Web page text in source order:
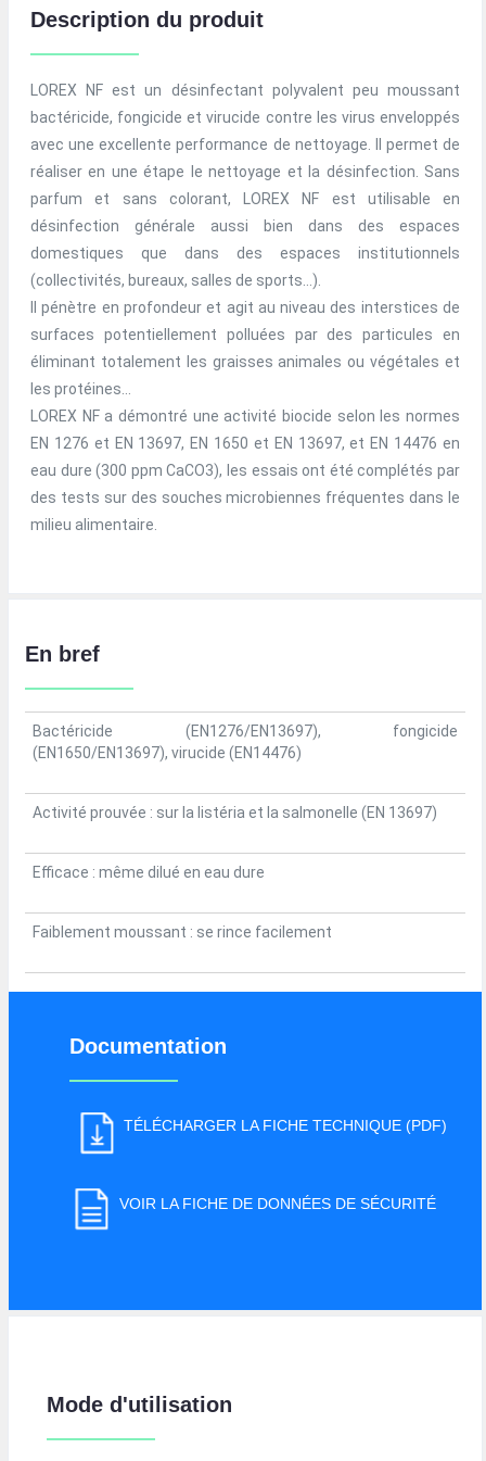
Description du produit
LOREX NF est un désinfectant polyvalent peu moussant
bactéricide, fongicide et virucide contre les virus enveloppés
avec une excellente performance de nettoyage. Il permet de
réaliser en une étape le nettoyage et la désinfection. Sans
parfum et sans colorant, LOREX NF est utilisable en
désinfection générale aussi bien dans des espaces
domestiques que dans des espaces institutionnels
(collectivités, bureaux, salles de sports…).
Il pénètre en profondeur et agit au niveau des interstices de
surfaces potentiellement polluées par des particules en
éliminant totalement les graisses animales ou végétales et
les protéines…
LOREX NF a démontré une activité biocide selon les normes
EN 1276 et EN 13697, EN 1650 et EN 13697, et EN 14476 en
eau dure (300 ppm CaCO3), les essais ont été complétés par
des tests sur des souches microbiennes fréquentes dans le
milieu alimentaire.
En bref
Bactéricide (EN1276/EN13697), fongicide
(EN1650/EN13697), virucide (EN14476)
Activité prouvée : sur la listéria et la salmonelle (EN 13697)
Efficace : même dilué en eau dure
Faiblement moussant : se rince facilement
Documentation
TÉLÉCHARGER LA FICHE TECHNIQUE (PDF)
VOIR LA FICHE DE DONNÉES DE SÉCURITÉ
Mode d'utilisation